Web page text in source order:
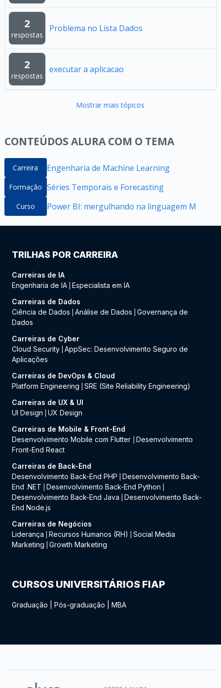
2
respostas
Problema no Lista Dados
2
respostas
executar a aplicacao
Mostrar mais tópicos
CONTEÚDOS ALURA COM O TEMA
Carreira Engenharia de Machine Learning
Formação Séries Temporais e Forecasting
Curso Power BI: mergulhando na linguagem M
TRILHAS POR CARREIRA
Carreiras de IA
Engenharia de IA Especialista em IA
Carreiras de Dados
Ciência de Dados
Análise de Dados
Governança de
Dados
Carreiras de Cyber
Cloud Security AppSec: Desenvolvimento Seguro de
Aplicações
Carreiras de DevOps & Cloud
Platform Engineering
SRE (Site Reliability Engineering)
Carreiras de UX & UI
UI Design
UX Design
Carreiras de Mobile & Front-End
Desenvolvimento Mobile com Flutter
Desenvolvimento
Front-End React
Carreiras de Back-End
Desenvolvimento Back-End PHP
Desenvolvimento Back-
End .NET
Desenvolvimento Back-End Python
Desenvolvimento Back-End Java
Desenvolvimento Back-
End Node.js
Carreiras de Negócios
Liderança
Recursos Humanos (RH)
Social Media
Marketing
Growth Marketing
CURSOS UNIVERSITÁRIOS FIAP
Graduação Pós-graduação MBA